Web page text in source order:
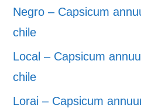
Negro – Capsicum
chile
Local – Capsicum
chile
Lorai – Capsicum